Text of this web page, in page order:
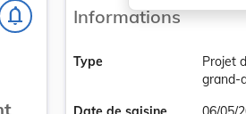
notifications_none Informations
Type
Projet
grand-